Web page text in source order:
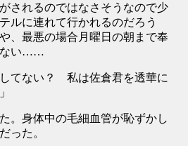
されるのではなさそうなので少
ルに連れて行かれるのだろう
、最悪の場合月曜日の朝まで奉
ない……
してない？ 私は佐倉君を透華に
。身体中の毛細血管が恥ずかし
った。